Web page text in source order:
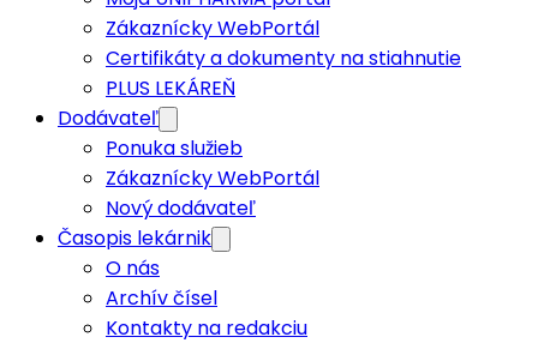
Zákaznícky WebPortál
Certifikáty a dokumenty na stiahnutie
PLUS LEKÁREŇ
Dodávateľ
Ponuka služieb
Zákaznícky WebPortál
Nový dodávateľ
Časopis lekárnik
O nás
Archív čísel
Kontakty na redakciu